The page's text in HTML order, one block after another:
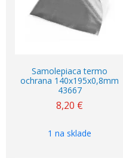
Samolepiaca termo
ochrana 140x195x0,8mm
43667
8,20 €
1 na sklade